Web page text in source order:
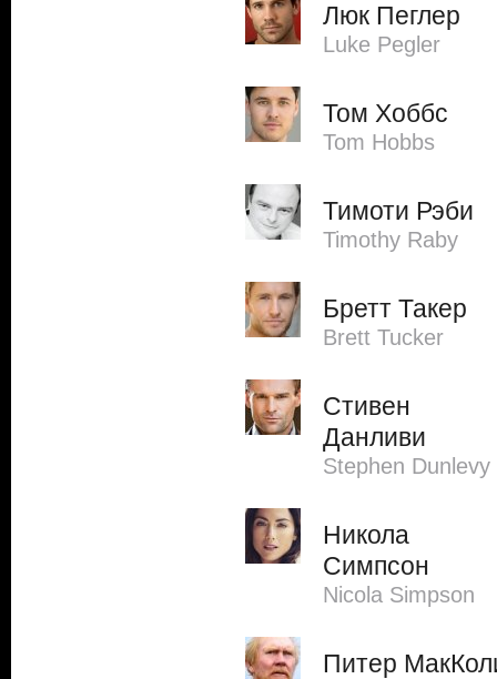
Люк Пеглер
Luke Pegler
Том Хоббс
Tom Hobbs
Тимоти Рэби
Timothy Raby
Бретт Такер
Brett Tucker
Стивен
Данливи
Stephen Dunlevy
Никола
Симпсон
Nicola Simpson
Питер